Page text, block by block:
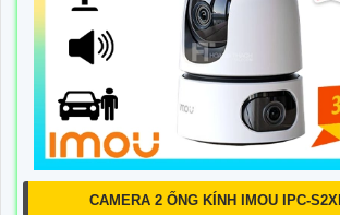
CAMERA 2 ỐNG KÍNH IMOU IPC-